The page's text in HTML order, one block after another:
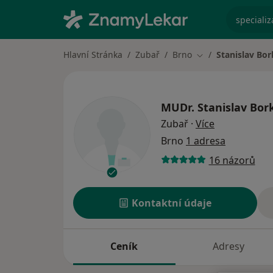
Hlavní Stránka Zubař Brno Změna města
Stanislav
MUDr. Stanislav
Zubař · Více
Brno 1 adresa
16 názorů
Kontaktní údaje
Ceník Adresy